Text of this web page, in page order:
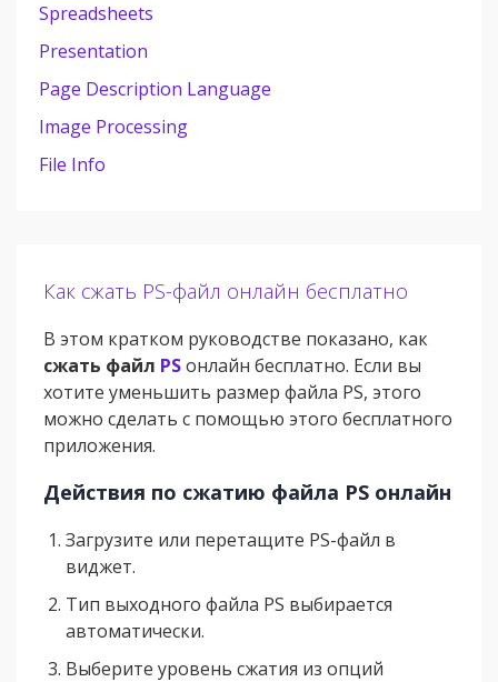
Spreadsheets
Presentation
Page Description Language
Image Processing
File Info
Как сжать PS-файл онлайн бесплатно
В этом кратком руководстве показано, как
сжать файл PSонлайн бесплатно. Если вы
хотите уменьшить размер файла PS, этого
можно сделать с помощью этого бесплатного
приложения.
Действия по сжатию файла PS онлайн
Загрузите или перетащите PS-файл в
виджет.
Тип выходного файла PS выбирается
автоматически.
Выберите уровень сжатия из опций